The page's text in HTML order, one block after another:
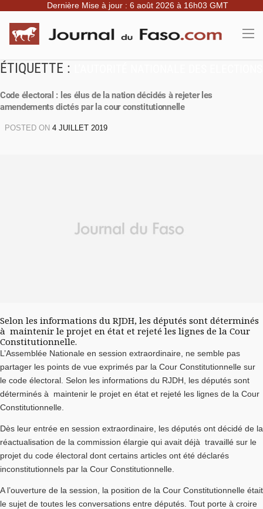
Dernière Mise à jour : 6 août 2026 à 16h03 GMT
ÉTIQUETTE :
Code électoral : les élus de la nation décidés à rejeter les
amendements dictés par la cour constitutionnelle
POSTED ON 4 JUILLET 2019
Selon les informations du RJDH, les députés sont déterminés
à maintenir le projet en état et rejeté les lignes de la Cour
Constitutionnelle.
L’Assemblée Nationale en session extraordinaire, ne semble pas
partager les points de vue exprimés par la Cour Constitutionnelle sur
le code électoral. Selon les informations du RJDH, les députés sont
déterminés à maintenir le projet en état et rejeté les lignes de la Cour
Constitutionnelle.
Dès leur entrée en session extraordinaire, les députés ont décidé de la
réactualisation de la commission élargie qui avait déjà travaillé sur le
projet du code électoral dont certains articles ont été déclarés
inconstitutionnels par la Cour Constitutionnelle.
A l’ouverture de la session, la position de la Cour Constitutionnelle était
le sujet de toutes les conversations entre députés. Tout porte à croire